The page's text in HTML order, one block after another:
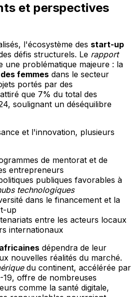
et perspectives
l'écosystème des start-up
défis structurels. Le rapport
une problématique majeure : la
femmes dans le secteur
portés par des
que 7% du total des
soulignant un déséquilibre
et l'innovation, plusieurs
de mentorat et de
entrepreneurs
publiques favorables à
technologiques
dans le financement et la
up
entre les acteurs locaux
internationaux
dépendra de leur
nouvelles réalités du marché.
du continent, accélérée par
19, offre de nombreuses
comme la santé digitale,